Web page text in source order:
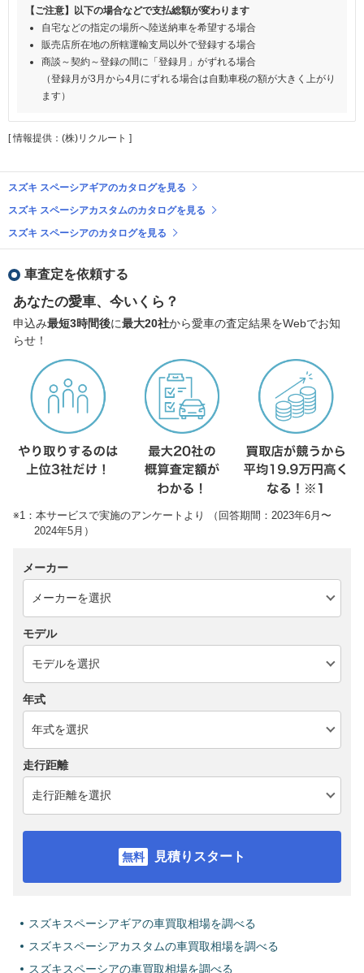
【ご注意】以下の場合などで支払総額が変わります
自宅などの指定の場所へ陸送納車を希望する場合
販売店所在地の所轄運輸支局以外で登録する場合
商談～契約～登録の間に「登録月」がずれる場合
（登録月が3月から4月にずれる場合は自動車税の額が大きく上がり
ます）
[ 情報提供：(株)リクルート ]
スズキ スペーシアギアのカタログを見る
スズキ スペーシアカスタムのカタログを見る
スズキ スペーシアのカタログを見る
車査定を依頼する
あなたの愛車、今いくら？
申込み最短3時間後に最大20社から愛車の査定結果をWebでお知
らせ！
※1：本サービスで実施のアンケートより （回答期間：2023年6月〜
2024年5月）
メーカー
モデル
年式
走行距離
見積りスタート
スズキスペーシアギアの車買取相場を調べる
スズキスペーシアカスタムの車買取相場を調べる
スズキスペーシアの車買取相場を調べる